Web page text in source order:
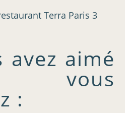
Terra Paris 3
avez aimé
vous
: